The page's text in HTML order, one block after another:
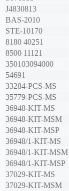
J4830813
BAS-2010
STE-10170
8180 40251
8500 11121
350103094000
54691
33284-PCS-MS
35779-PCS-MS
36948-KIT-MS
36948-KIT-MSM
36948-KIT-MSP
36948/1-KIT-MS
36948/1-KIT-MSM
36948/1-KIT-MSP
37029-KIT-MS
37029-KIT-MSM